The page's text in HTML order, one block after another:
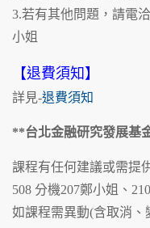
3.若有其他問題，請電
小姐
【退費須知】
詳見-退費須知
**台北金融研究發展基
課程有任何建議或需提
508 分機207鄭小姐、
如課程需異動(含取消、